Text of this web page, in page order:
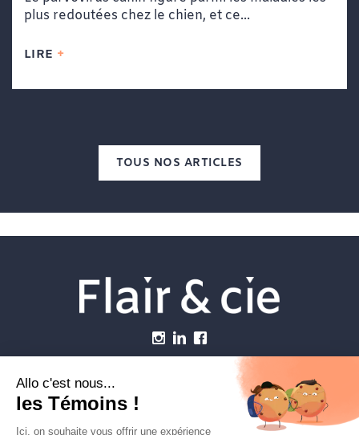
plus redoutées chez le chien, et ce...
LIRE
TOUS NOS ARTICLES
Établissements vétérinaires